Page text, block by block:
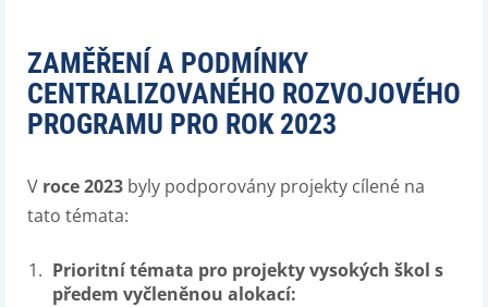
ZAMĚŘENÍ A PODMÍNKY
CENTRALIZOVANÉHO ROZVOJOVÉHO
PROGRAMU PRO ROK 2023
V roce 2023 byly podporovány projekty cílené na
tato témata:
Prioritní témata pro projekty vysokých škol s
předem vyčleněnou alokací: